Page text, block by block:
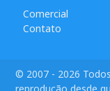
Comercial
Contato
© 2007 - 2026